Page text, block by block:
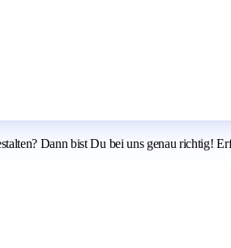
Dann bist Du bei uns genau richtig!